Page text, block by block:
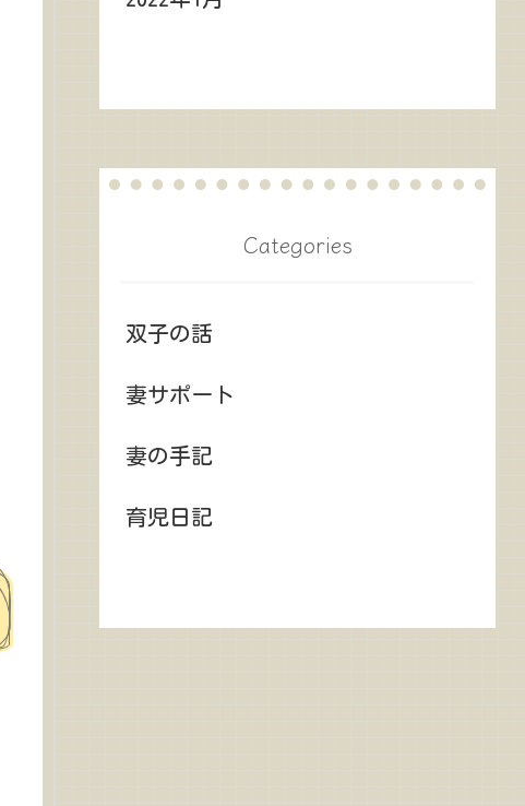
Categories
双子の話
妻サポート
妻の手記
育児日記